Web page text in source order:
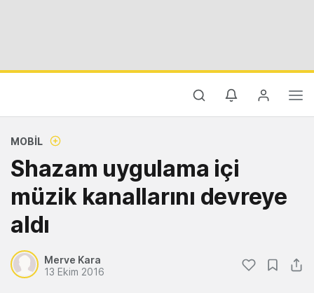
MOBIL
Shazam uygulama içi
müzik kanallarını devreye
aldı
Merve Kara
13 Ekim 2016